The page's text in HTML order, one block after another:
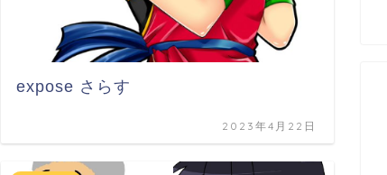
expose さらす
2023年4月22日